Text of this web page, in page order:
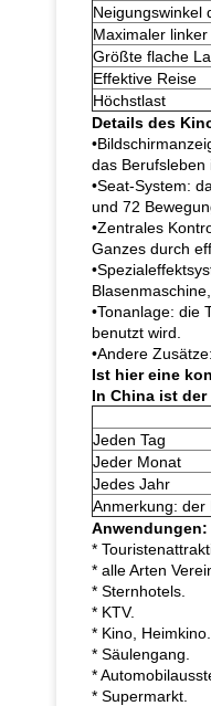
Neigungswinkel
Maximaler
Größte flache
Effektive Reise
Höchstlast
Details des
das Berufsleben
•Seat-System:
und 72
•Zentrales
Ganzes durch
•Tonanlage: die
benutzt wird.
•Andere
Ist hier eine
In China ist der
Jeden Tag
Jeder Monat
Jedes Jahr
Anmerkung: der
Anwendungen:
*
* alle Arten
* Sternhotels.
* KTV.
* Kino, Heimkino.
* Säulengang.
*
* Supermarkt.